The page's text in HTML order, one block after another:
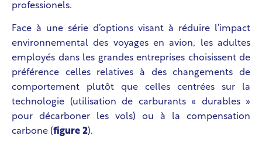
professionels.
Face à une série d’options visant à réduire l’impact
environnemental des voyages en avion, les adultes
employés dans les grandes entreprises choisissent de
préférence celles relatives à des changements de
comportement plutôt que celles centrées sur la
technologie (utilisation de carburants « durables »
pour décarboner les vols) ou à la compensation
carbone (figure 2).